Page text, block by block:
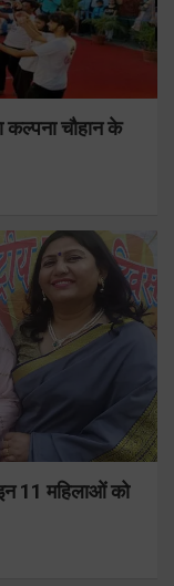
कल्पना चौहान के
11 महिलाओं को